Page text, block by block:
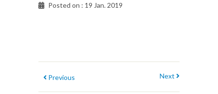
Posted on : 19 Jan. 2019
Previous Next